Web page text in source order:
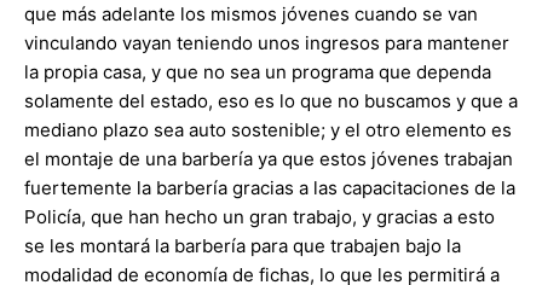
que más adelante los mismos jóvenes cuando se van
vinculando vayan teniendo unos ingresos para mantener
la propia casa, y que no sea un programa que dependa
solamente del estado, eso es lo que no buscamos y que a
mediano plazo sea auto sostenible; y el otro elemento es
el montaje de una barbería ya que estos jóvenes trabajan
fuertemente la barbería gracias a las capacitaciones de la
Policía, que han hecho un gran trabajo, y gracias a esto
se les montará la barbería para que trabajen bajo la
modalidad de economía de fichas, lo que les permitirá a